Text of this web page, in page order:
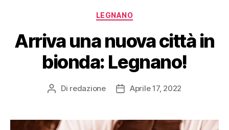
Categorie
LEGNANO
Arriva una nuova città in
bionda: Legnano!
Autore
Di redazione
DataAprile 17, 2022